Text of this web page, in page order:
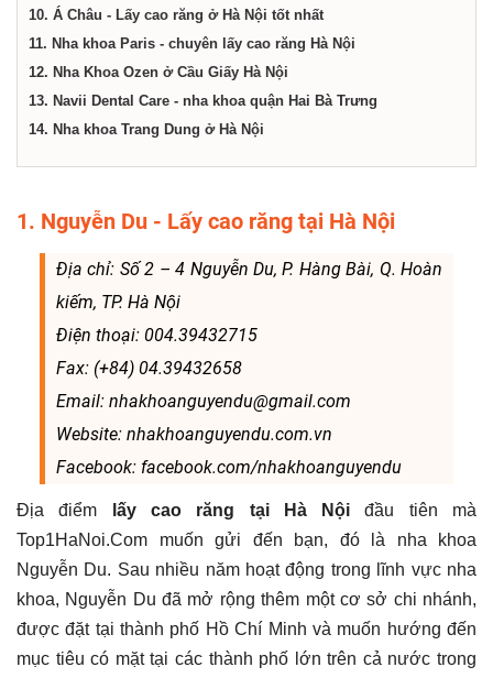
Nội
10. Á Châu - Lấy cao răng ở Hà Nội tốt nhất
11. Nha khoa Paris - chuyên lấy cao răng Hà Nội
12. Nha Khoa Ozen ở Cầu Giấy Hà Nội
13. Navii Dental Care - nha khoa quận Hai Bà Trưng
14. Nha khoa Trang Dung ở Hà Nội
1. Nguyễn Du - Lấy cao răng tại Hà Nội
Địa chỉ: Số 2 – 4 Nguyễn Du, P. Hàng Bài, Q. Hoàn
kiếm, TP. Hà Nội
Điện thoại: 004.39432715
Fax: (+84) 04.39432658
Email: nhakhoanguyendu@gmail.com
Website: nhakhoanguyendu.com.vn
Facebook: facebook.com/nhakhoanguyendu
Địa điểm lấy cao răng tại Hà Nội đầu tiên mà
Top1HaNoi.Com muốn gửi đến bạn, đó là nha khoa
Nguyễn Du. Sau nhiều năm hoạt động trong lĩnh vực nha
khoa, Nguyễn Du đã mở rộng thêm một cơ sở chi nhánh,
được đặt tại thành phố Hồ Chí Minh và muốn hướng đến
mục tiêu có mặt tại các thành phố lớn trên cả nước trong